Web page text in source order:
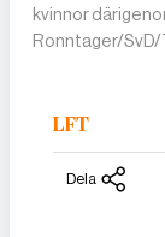
kvinnor
Ronntager/
LFT
Dela